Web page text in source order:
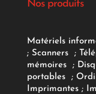
Nos produits
Matériels
; Scanners ;
mémoires
;
portables
;
Imprimantes;